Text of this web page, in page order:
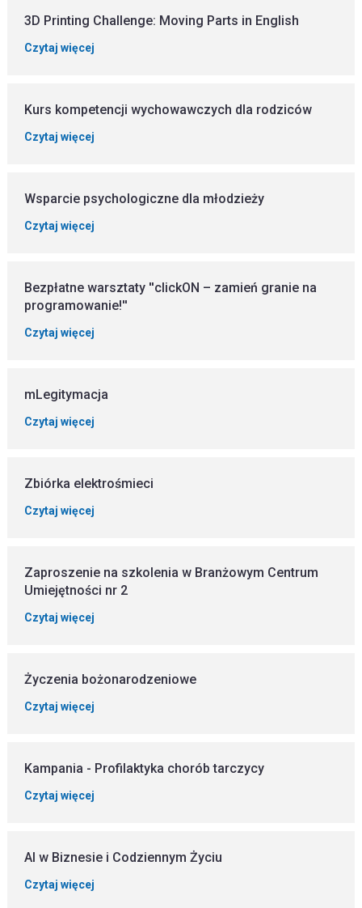
3D Printing Challenge: Moving Parts in English
Czytaj więcej
Kurs kompetencji wychowawczych dla rodziców
Czytaj więcej
Wsparcie psychologiczne dla młodzieży
Czytaj więcej
Bezpłatne warsztaty ''clickON – zamień granie na
programowanie!''
Czytaj więcej
mLegitymacja
Czytaj więcej
Zbiórka elektrośmieci
Czytaj więcej
Zaproszenie na szkolenia w Branżowym Centrum
Umiejętności nr 2
Czytaj więcej
Życzenia bożonarodzeniowe
Czytaj więcej
Kampania - Profilaktyka chorób tarczycy
Czytaj więcej
AI w Biznesie i Codziennym Życiu
Czytaj więcej